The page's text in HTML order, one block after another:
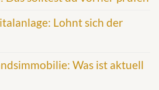
Lohnt sich der
Was ist aktuell